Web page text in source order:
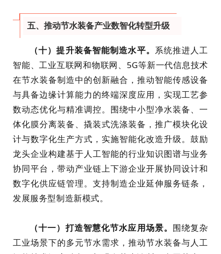
五、推动节水装备产业数智化转型升级
（十）提升装备智能制造水平。 系统推进人工
智能、工业互联网和物联网、5G等新一代信息技术
在节水装备制造中的创新融合，推动智能传感设备
与具备边缘计算能力的终端深度应用，实现工艺参
数动态优化与精准调控。围绕中小型净水装备、一
体化膜分离装备、撬装式洗涤装备，推广模块化设
计与数字化生产方式，实施智能化改造升级。鼓励
龙头企业构建基于人工智能的行业知识图谱与业务
协同平台，带动产业链上下游企业开展协同设计和
数字化供应链管理。支持制造企业延伸服务链条，
发展服务型制造新模式。
（十一）打造智慧化节水应用场景。 围绕复杂
工业场景下的多元节水需求，推动节水装备与人工